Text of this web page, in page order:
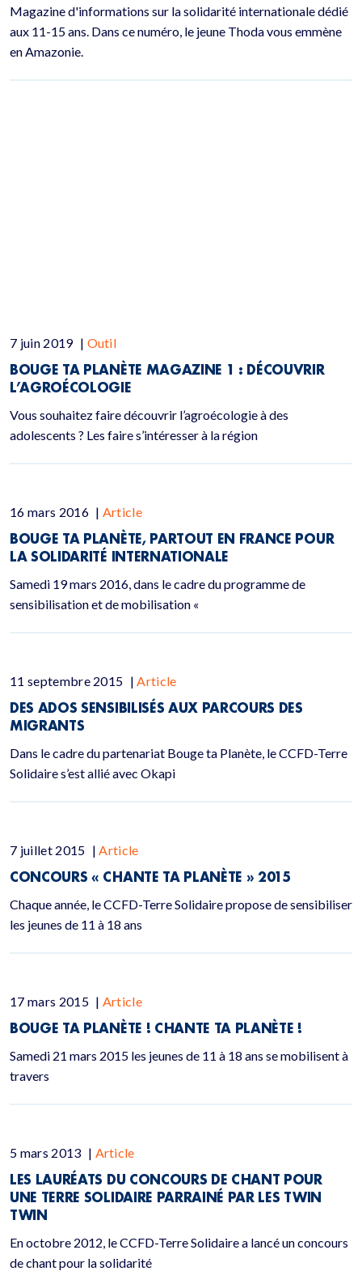
Magazine d'informations sur la solidarité internationale dédié
aux 11-15 ans. Dans ce numéro, le jeune Thoda vous emmène
en Amazonie.
7 juin 2019 | Outil
BOUGE TA PLANÈTE MAGAZINE 1 : DÉCOUVRIR
L’AGROÉCOLOGIE
Vous souhaitez faire découvrir l’agroécologie à des
adolescents ? Les faire s’intéresser à la région
16 mars 2016 | Article
BOUGE TA PLANÈTE, PARTOUT EN FRANCE POUR
LA SOLIDARITÉ INTERNATIONALE
Samedi 19 mars 2016, dans le cadre du programme de
sensibilisation et de mobilisation «
11 septembre 2015 | Article
DES ADOS SENSIBILISÉS AUX PARCOURS DES
MIGRANTS
Dans le cadre du partenariat Bouge ta Planète, le CCFD-Terre
Solidaire s’est allié avec Okapi
7 juillet 2015 | Article
CONCOURS « CHANTE TA PLANÈTE » 2015
Chaque année, le CCFD-Terre Solidaire propose de sensibiliser
les jeunes de 11 à 18 ans
17 mars 2015 | Article
BOUGE TA PLANÈTE ! CHANTE TA PLANÈTE !
Samedi 21 mars 2015 les jeunes de 11 à 18 ans se mobilisent à
travers
5 mars 2013 | Article
LES LAURÉATS DU CONCOURS DE CHANT POUR
UNE TERRE SOLIDAIRE PARRAINÉ PAR LES TWIN
TWIN
En octobre 2012, le CCFD-Terre Solidaire a lancé un concours
de chant pour la solidarité